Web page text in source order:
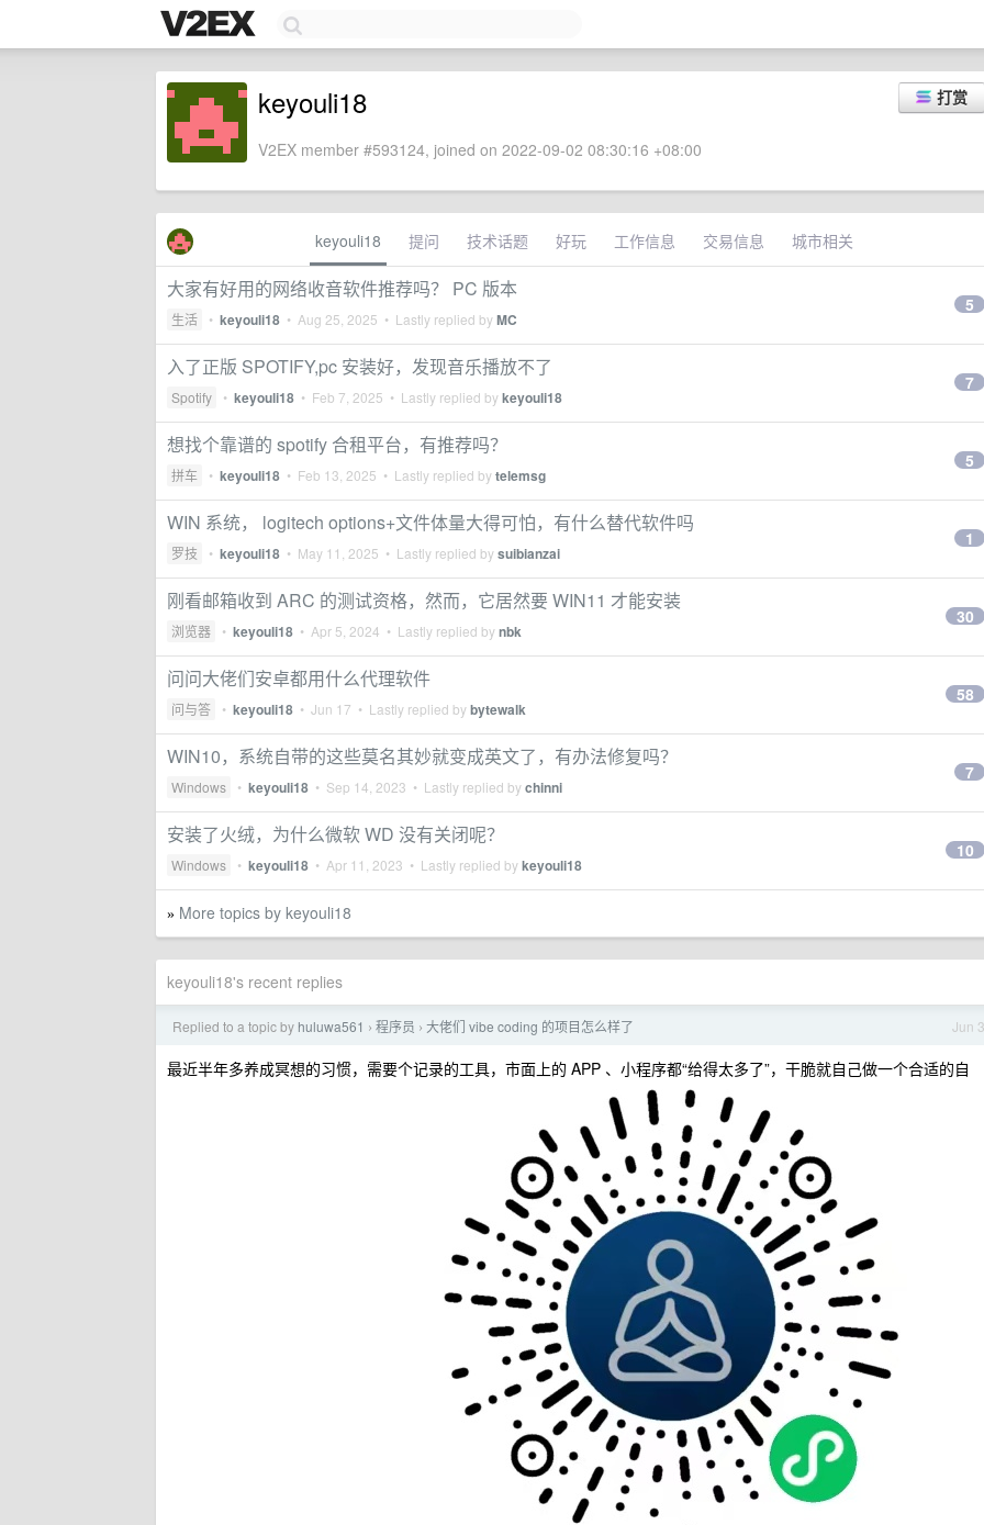
打赏
keyouli18
V2EX member #593124, joined on 2022-09-02 08:30:16 +08:00
keyouli18 提问 技术话题 好玩 工作信息 交易信息 城市相关
大家有好用的网络收音软件推荐吗？ PC 版本
生活 • keyouli18 • Aug 25, 2025 • Lastly replied byMC
5
入了正版 SPOTIFY,pc 安装好，发现音乐播放不了
Spotify • keyouli18 • Feb 7, 2025 • Lastly replied bykeyouli18
7
想找个靠谱的 spotify 合租平台，有推荐吗？
拼车 • keyouli18 • Feb 13, 2025 • Lastly replied bytelemsg
5
WIN 系统， logitech options+文件体量大得可怕，有什么替代软件吗
罗技 • keyouli18 • May 11, 2025 • Lastly replied bysuibianzai
1
刚看邮箱收到 ARC 的测试资格，然而，它居然要 WIN11 才能安装
浏览器 • keyouli18 • Apr 5, 2024 • Lastly replied bynbk
30
问问大佬们安卓都用什么代理软件
问与答 • keyouli18 • Jun 17 • Lastly replied bybytewalk
58
WIN10，系统自带的这些莫名其妙就变成英文了，有办法修复吗？
Windows • keyouli18 • Sep 14, 2023 • Lastly replied bychinni
7
安装了火绒，为什么微软 WD 没有关闭呢？
Windows • keyouli18 • Apr 11, 2023 • Lastly replied bykeyouli18
10
» More topics by keyouli18
keyouli18's recent replies
Jun 3
Replied to a topic by huluwa561 › 程序员 › 大佬们 vibe coding 的项目怎么样了
最近半年多养成冥想的习惯，需要个记录的工具，市面上的 APP 、小程序都“给得太多了”，干脆就自己做一个合适的自